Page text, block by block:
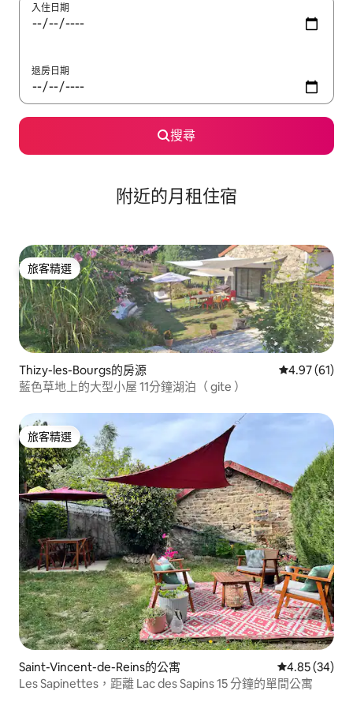
入住日期
退房日期
搜尋
附近的月租住宿
旅客精選
旅客精選
Thizy-les-Bourgs的房源 從 61 則評價
4.97 (61)
藍色草地上的大型小屋 11分鐘湖泊（ gite ）
旅客精選
旅客精選
Saint-Vincent-de-Reins的公寓 從 34 則評價
4.85 (34)
Les Sapinettes，距離 Lac des Sapins 15 分鐘的單間公寓